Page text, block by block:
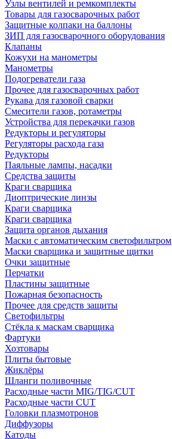
Узлы вентилей и ремкомплекты
Товары для газосварочных работ
Защитные колпаки на баллоны
ЗИП для газосварочного оборудования
Клапаны
Кожухи на манометры
Манометры
Подогреватели газа
Прочее для газосварочных работ
Рукава для газовой сварки
Смесители газов, ротаметры
Устройства для перекачки газов
Редукторы и регуляторы
Регуляторы расхода газа
Редукторы
Паяльные лампы, насадки
Средства защиты
Краги сварщика
Диоптрические линзы
Краги сварщика
Краги сварщика
Защита органов дыхания
Маски с автоматическим светофильтром
Маски сварщика и защитные щитки
Очки защитные
Перчатки
Пластины защитные
Пожарная безопасность
Прочее для средств защиты
Светофильтры
Стёкла к маскам сварщика
Фартуки
Хозтовары
Плиты бытовые
Жиклёры
Шланги поливочные
Расходные части MIG/TIG/CUT
Расходные части CUT
Головки плазмотронов
Диффузоры
Катоды